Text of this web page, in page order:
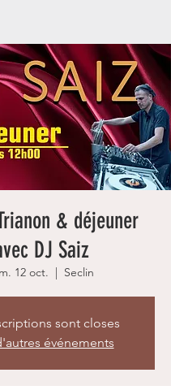
& déjeuner
DJ Saiz
12 oct.
  |
Seclin
sont closes
événements